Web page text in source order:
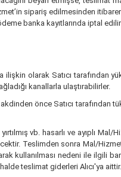
sipariş edilmesinden
banka kayıtlarında iptal
olarak Satıcı
kanallarla ulaştırabilirler.
önce Satıcı
vb. hasarlı ve ayıplı
Teslimden sonra Mal/
kullanılması nedeni ile ilgili
teslimat giderleri Alıcı'ya aittir.